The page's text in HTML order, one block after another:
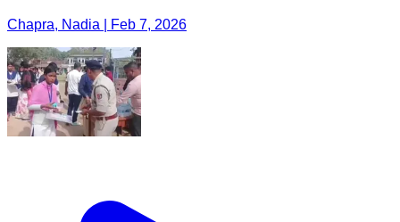
Chapra, Nadia | Feb 7, 2026